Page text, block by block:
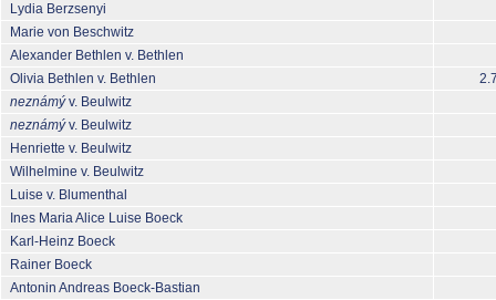
Lydia Berzsenyi
Marie von Beschwitz
Alexander Bethlen v. Bethlen
Olivia Bethlen v. Bethlen
neznámýv. Beulwitz
neznámýv. Beulwitz
Henriette v. Beulwitz
Wilhelmine v. Beulwitz
Luise v. Blumenthal
Ines Maria Alice Luise Boeck
Karl-Heinz Boeck
Rainer Boeck
Antonin Andreas Boeck-Bastian